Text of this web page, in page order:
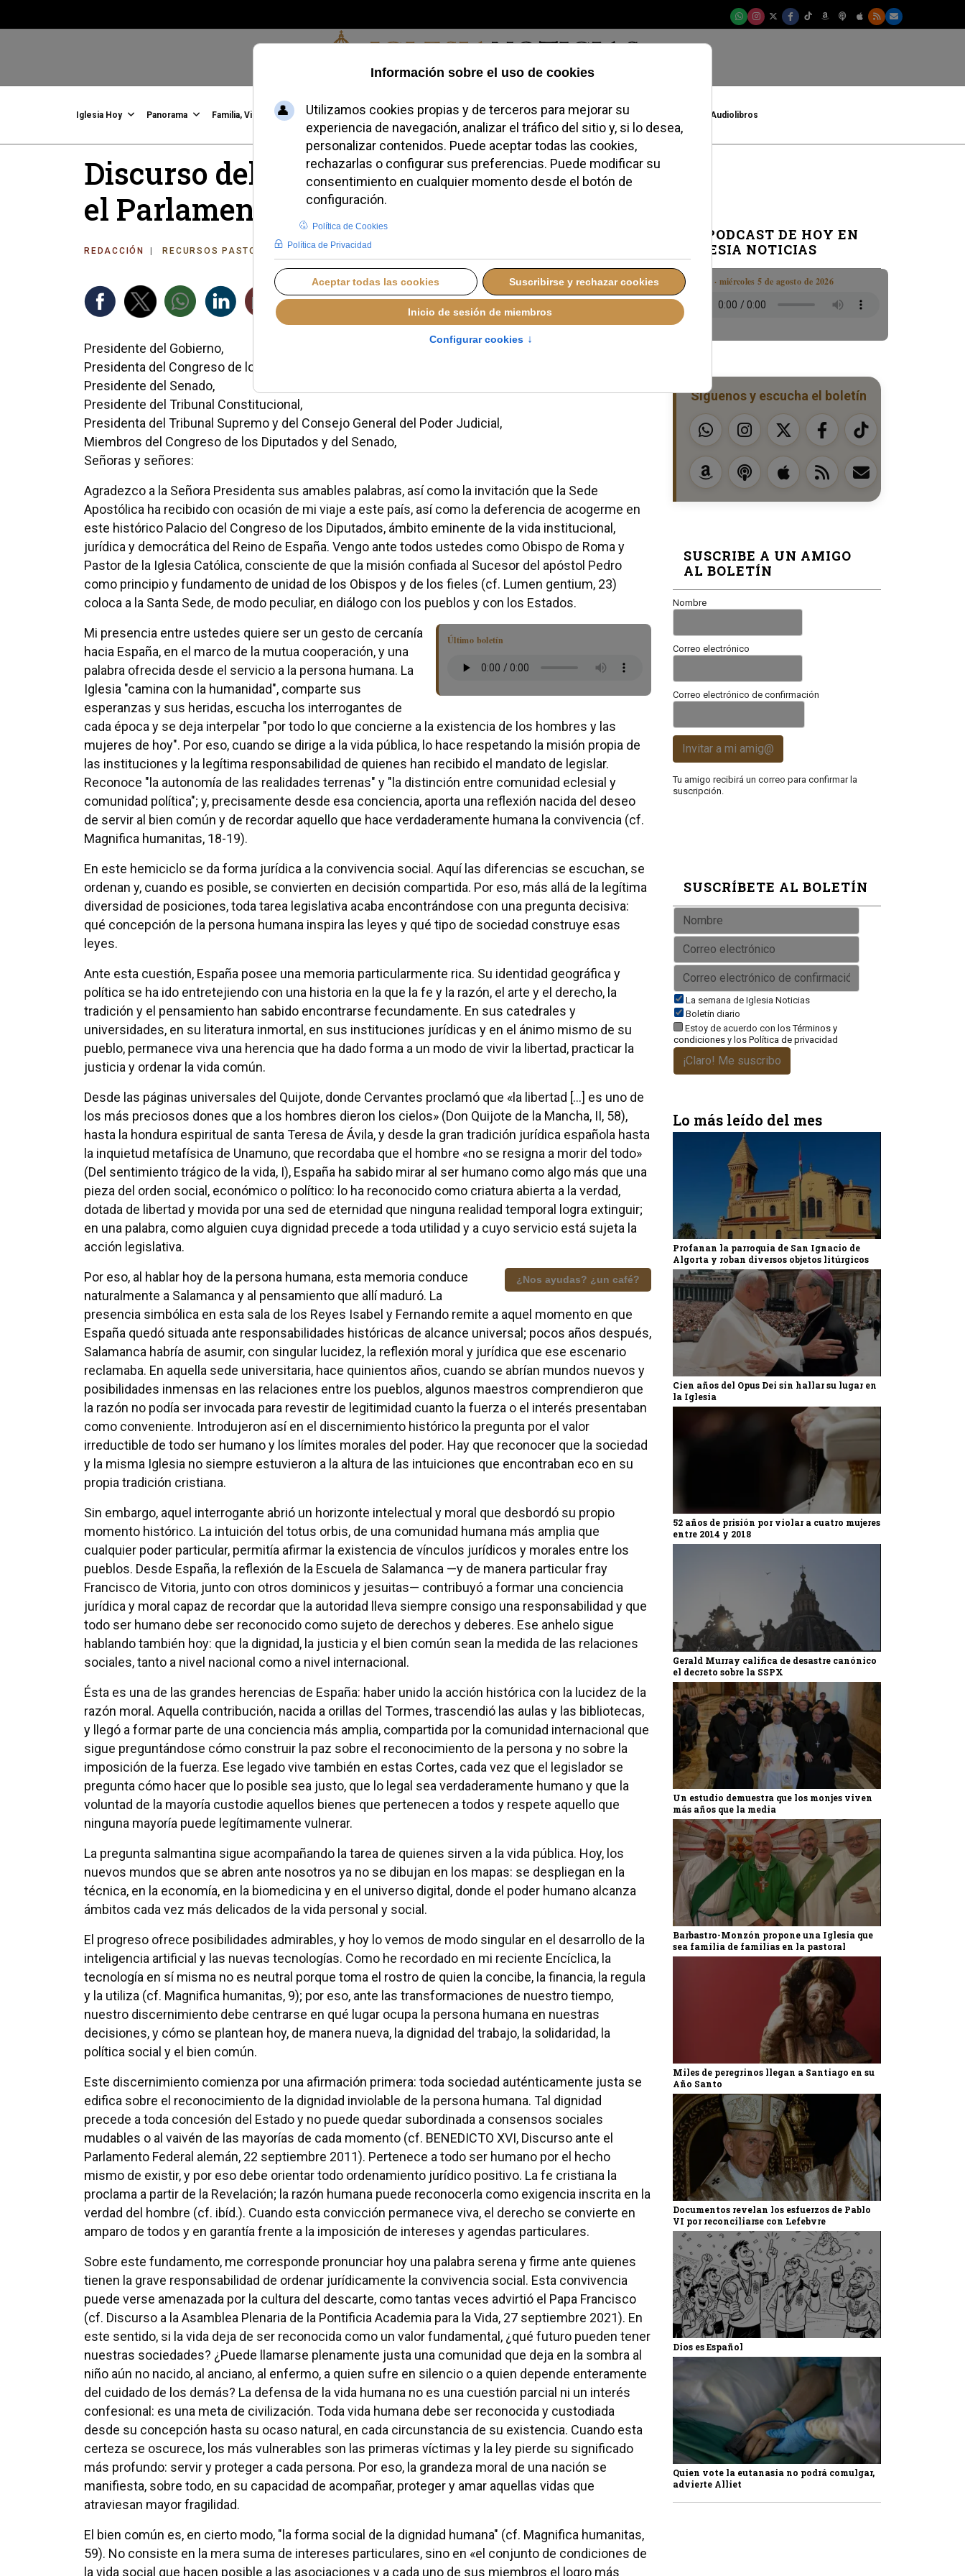
Jueves, 06 de agosto de 2026
Iglesia Hoy Panorama Familia, Vida, Identidad Credofobiómetro Blogs Temas Buscar #JovenesConFe Podcast Audiolibros
Discurso del Santo Padre León XIV ante
el Parlamento español - Texto completo
REDACCIÓN RECURSOS PASTORALES LUNES, 08 JUNIO 2026 12:33
Presidente del Gobierno,
Presidenta del Congreso de los Diputados,
Presidente del Senado,
Presidente del Tribunal Constitucional,
Presidenta del Tribunal Supremo y del Consejo General del Poder Judicial,
Miembros del Congreso de los Diputados y del Senado,
Señoras y señores:
Agradezco a la Señora Presidenta sus amables palabras, así como la invitación que la Sede
Apostólica ha recibido con ocasión de mi viaje a este país, así como la deferencia de acogerme en
este histórico Palacio del Congreso de los Diputados, ámbito eminente de la vida institucional,
jurídica y democrática del Reino de España. Vengo ante todos ustedes como Obispo de Roma y
Pastor de la Iglesia Católica, consciente de que la misión confiada al Sucesor del apóstol Pedro
como principio y fundamento de unidad de los Obispos y de los fieles (cf. Lumen gentium, 23)
coloca a la Santa Sede, de modo peculiar, en diálogo con los pueblos y con los Estados.
Último boletín
Mi presencia entre ustedes quiere ser un gesto de cercanía
hacia España, en el marco de la mutua cooperación, y una
palabra ofrecida desde el servicio a la persona humana. La
Iglesia "camina con la humanidad", comparte sus
esperanzas y sus heridas, escucha los interrogantes de
cada época y se deja interpelar "por todo lo que concierne a la existencia de los hombres y las
mujeres de hoy". Por eso, cuando se dirige a la vida pública, lo hace respetando la misión propia de
las instituciones y la legítima responsabilidad de quienes han recibido el mandato de legislar.
Reconoce "la autonomía de las realidades terrenas" y "la distinción entre comunidad eclesial y
comunidad política"; y, precisamente desde esa conciencia, aporta una reflexión nacida del deseo
de servir al bien común y de recordar aquello que hace verdaderamente humana la convivencia (cf.
Magnifica humanitas, 18-19).
En este hemiciclo se da forma jurídica a la convivencia social. Aquí las diferencias se escuchan, se
ordenan y, cuando es posible, se convierten en decisión compartida. Por eso, más allá de la legítima
diversidad de posiciones, toda tarea legislativa acaba encontrándose con una pregunta decisiva:
qué concepción de la persona humana inspira las leyes y qué tipo de sociedad construye esas
leyes.
Ante esta cuestión, España posee una memoria particularmente rica. Su identidad geográfica y
política se ha ido entretejiendo con una historia en la que la fe y la razón, el arte y el derecho, la
tradición y el pensamiento han sabido encontrarse fecundamente. En sus catedrales y
universidades, en su literatura inmortal, en sus instituciones jurídicas y en el ánimo mismo de su
pueblo, permanece viva una herencia que ha dado forma a un modo de vivir la libertad, practicar la
justicia y ordenar la vida común.
Desde las páginas universales del Quijote, donde Cervantes proclamó que «la libertad […] es uno de
los más preciosos dones que a los hombres dieron los cielos» (Don Quijote de la Mancha, II, 58),
hasta la hondura espiritual de santa Teresa de Ávila, y desde la gran tradición jurídica española hasta
la inquietud metafísica de Unamuno, que recordaba que el hombre «no se resigna a morir del todo»
(Del sentimiento trágico de la vida, I), España ha sabido mirar al ser humano como algo más que una
pieza del orden social, económico o político: lo ha reconocido como criatura abierta a la verdad,
dotada de libertad y movida por una sed de eternidad que ninguna realidad temporal logra extinguir;
en una palabra, como alguien cuya dignidad precede a toda utilidad y a cuyo servicio está sujeta la
acción legislativa.
¿Nos ayudas? ¿un café?
Por eso, al hablar hoy de la persona humana, esta memoria conduce
naturalmente a Salamanca y al pensamiento que allí maduró. La
presencia simbólica en esta sala de los Reyes Isabel y Fernando remite a aquel momento en que
España quedó situada ante responsabilidades históricas de alcance universal; pocos años después,
Salamanca habría de asumir, con singular lucidez, la reflexión moral y jurídica que ese escenario
reclamaba. En aquella sede universitaria, hace quinientos años, cuando se abrían mundos nuevos y
posibilidades inmensas en las relaciones entre los pueblos, algunos maestros comprendieron que
la razón no podía ser invocada para revestir de legitimidad cuanto la fuerza o el interés presentaban
como conveniente. Introdujeron así en el discernimiento histórico la pregunta por el valor
irreductible de todo ser humano y los límites morales del poder. Hay que reconocer que la sociedad
y la misma Iglesia no siempre estuvieron a la altura de las intuiciones que encontraban eco en su
propia tradición cristiana.
Sin embargo, aquel interrogante abrió un horizonte intelectual y moral que desbordó su propio
momento histórico. La intuición del totus orbis, de una comunidad humana más amplia que
cualquier poder particular, permitía afirmar la existencia de vínculos jurídicos y morales entre los
pueblos. Desde España, la reflexión de la Escuela de Salamanca —y de manera particular fray
Francisco de Vitoria, junto con otros dominicos y jesuitas— contribuyó a formar una conciencia
jurídica y moral capaz de recordar que la autoridad lleva siempre consigo una responsabilidad y que
todo ser humano debe ser reconocido como sujeto de derechos y deberes. Ese anhelo sigue
hablando también hoy: que la dignidad, la justicia y el bien común sean la medida de las relaciones
sociales, tanto a nivel nacional como a nivel internacional.
Ésta es una de las grandes herencias de España: haber unido la acción histórica con la lucidez de la
razón moral. Aquella contribución, nacida a orillas del Tormes, trascendió las aulas y las bibliotecas,
y llegó a formar parte de una conciencia más amplia, compartida por la comunidad internacional que
sigue preguntándose cómo construir la paz sobre el reconocimiento de la persona y no sobre la
imposición de la fuerza. Ese legado vive también en estas Cortes, cada vez que el legislador se
pregunta cómo hacer que lo posible sea justo, que lo legal sea verdaderamente humano y que la
voluntad de la mayoría custodie aquellos bienes que pertenecen a todos y respete aquello que
ninguna mayoría puede legítimamente vulnerar.
La pregunta salmantina sigue acompañando la tarea de quienes sirven a la vida pública. Hoy, los
nuevos mundos que se abren ante nosotros ya no se dibujan en los mapas: se despliegan en la
técnica, en la economía, en la biomedicina y en el universo digital, donde el poder humano alcanza
ámbitos cada vez más delicados de la vida personal y social.
El progreso ofrece posibilidades admirables, y hoy lo vemos de modo singular en el desarrollo de la
inteligencia artificial y las nuevas tecnologías. Como he recordado en mi reciente Encíclica, la
tecnología en sí misma no es neutral porque toma el rostro de quien la concibe, la financia, la regula
y la utiliza (cf. Magnifica humanitas, 9); por eso, ante las transformaciones de nuestro tiempo,
nuestro discernimiento debe centrarse en qué lugar ocupa la persona humana en nuestras
decisiones, y cómo se plantean hoy, de manera nueva, la dignidad del trabajo, la solidaridad, la
política social y el bien común.
Este discernimiento comienza por una afirmación primera: toda sociedad auténticamente justa se
edifica sobre el reconocimiento de la dignidad inviolable de la persona humana. Tal dignidad
precede a toda concesión del Estado y no puede quedar subordinada a consensos sociales
mudables o al vaivén de las mayorías de cada momento (cf. BENEDICTO XVI, Discurso ante el
Parlamento Federal alemán, 22 septiembre 2011). Pertenece a todo ser humano por el hecho
mismo de existir, y por eso debe orientar todo ordenamiento jurídico positivo. La fe cristiana la
proclama a partir de la Revelación; la razón humana puede reconocerla como exigencia inscrita en la
verdad del hombre (cf. ibíd.). Cuando esta convicción permanece viva, el derecho se convierte en
amparo de todos y en garantía frente a la imposición de intereses y agendas particulares.
Sobre este fundamento, me corresponde pronunciar hoy una palabra serena y firme ante quienes
tienen la grave responsabilidad de ordenar jurídicamente la convivencia social. Esta convivencia
puede verse amenazada por la cultura del descarte, como tantas veces advirtió el Papa Francisco
(cf. Discurso a la Asamblea Plenaria de la Pontificia Academia para la Vida, 27 septiembre 2021). En
este sentido, si la vida deja de ser reconocida como un valor fundamental, ¿qué futuro pueden tener
nuestras sociedades? ¿Puede llamarse plenamente justa una comunidad que deja en la sombra al
niño aún no nacido, al anciano, al enfermo, a quien sufre en silencio o a quien depende enteramente
del cuidado de los demás? La defensa de la vida humana no es una cuestión parcial ni un interés
confesional: es una meta de civilización. Toda vida humana debe ser reconocida y custodiada
desde su concepción hasta su ocaso natural, en cada circunstancia de su existencia. Cuando esta
certeza se oscurece, los más vulnerables son las primeras víctimas y la ley pierde su significado
más profundo: servir y proteger a cada persona. Por eso, la grandeza moral de una nación se
manifiesta, sobre todo, en su capacidad de acompañar, proteger y amar aquellas vidas que
atraviesan mayor fragilidad.
El bien común es, en cierto modo, "la forma social de la dignidad humana" (cf. Magnifica humanitas,
59). No consiste en la mera suma de intereses particulares, sino en «el conjunto de condiciones de
la vida social que hacen posible a las asociaciones y a cada uno de sus miembros el logro más
EL PODCAST DE HOY EN
IGLESIA NOTICIAS
Boletín · miércoles 5 de agosto de 2026
Síguenos y escucha el boletín
SUSCRIBE A UN AMIGO
AL BOLETÍN
Nombre
Correo electrónico
Correo electrónico de confirmación
Invitar a mi amig@
Tu amigo recibirá un correo para confirmar la
suscripción.
SUSCRÍBETE AL BOLETÍN
La semana de Iglesia Noticias
Boletín diario
Estoy de acuerdo con losTérminos y
condiciones y los Política de privacidad
¡Claro! Me suscribo
Lo más leído del mes
Profanan la parroquia de San Ignacio de
Algorta y roban diversos objetos litúrgicos
Cien años del Opus Dei sin hallar su lugar en
la Iglesia
52 años de prisión por violar a cuatro mujeres
entre 2014 y 2018
Gerald Murray califica de desastre canónico
el decreto sobre la SSPX
Un estudio demuestra que los monjes viven
más años que la media
Barbastro-Monzón propone una Iglesia que
sea familia de familias en la pastoral
Miles de peregrinos llegan a Santiago en su
Año Santo
Documentos revelan los esfuerzos de Pablo
VI por reconciliarse con Lefebvre
Dios es Español
Quien vote la eutanasia no podrá comulgar,
advierte Alliet